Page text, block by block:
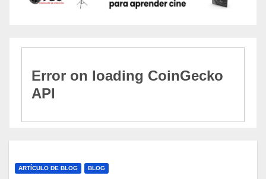
ARTÍCULO DE BLOG BLOG